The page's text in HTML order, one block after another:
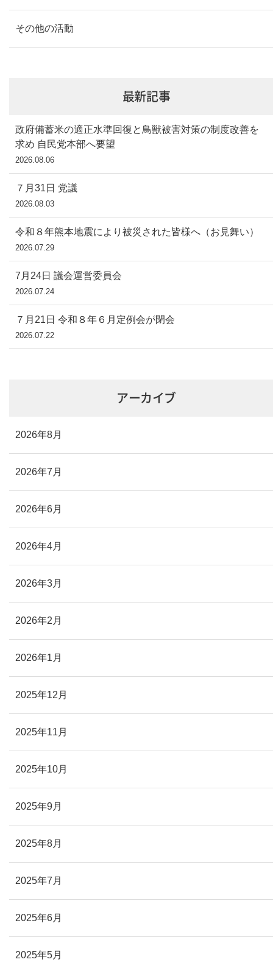
その他の活動
最新記事
政府備蓄米の適正水準回復と鳥獣被害対策の制度改善を
求め 自民党本部へ要望
2026.08.06
７月31日 党議
2026.08.03
令和８年熊本地震により被災された皆様へ（お見舞い）
2026.07.29
7月24日 議会運営委員会
2026.07.24
７月21日 令和８年６月定例会が閉会
2026.07.22
アーカイブ
2026年8月
2026年7月
2026年6月
2026年4月
2026年3月
2026年2月
2026年1月
2025年12月
2025年11月
2025年10月
2025年9月
2025年8月
2025年7月
2025年6月
2025年5月